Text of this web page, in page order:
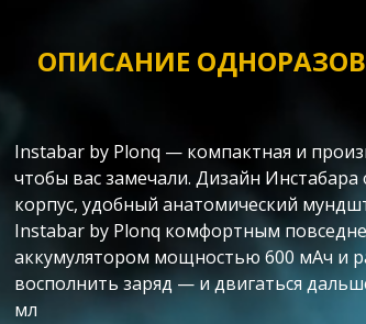
ОПИСАНИЕ
Instabar by Plonq — компактная и
чтобы вас замечали. Дизайн
корпус, удобный анатомический
Instabar by Plonq комфортным
аккумулятором мощностью 600 мАч и
восполнить заряд — и двигаться
мл